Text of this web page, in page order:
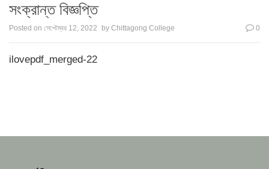
সংক্রান্ত বিজ্ঞপ্তি
Posted on সেপ্টেম্বর 12, 2022 by Chittagong College 0
ilovepdf_merged-22